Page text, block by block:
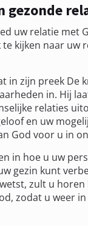
gezonde
uw relatie met
kijken naar uw
in zijn preek De
in. Hij
relaties
en uw
God voor u in
in hoe u uw
gezin kunt
zult u horen
zodat u weer